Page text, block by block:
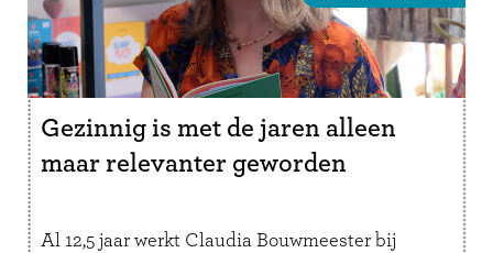
Gezinnig is met de jaren alleen
maar relevanter geworden
Al 12,5 jaar werkt Claudia Bouwmeester bij